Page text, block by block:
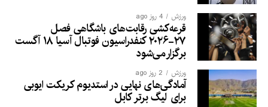
ورزش 4 روز ago
قرعه‌کشی رقابت‌های باشگاهی فصل
۲۷-۲۰۲۶ کنفدراسیون فوتبال آسیا ۱۸ آگست
برگزار می‌شود
ورزش 2 روز ago
آمادگی‌های نهایی در استدیوم کریکت ایوبی
برای لیگ برتر کابل